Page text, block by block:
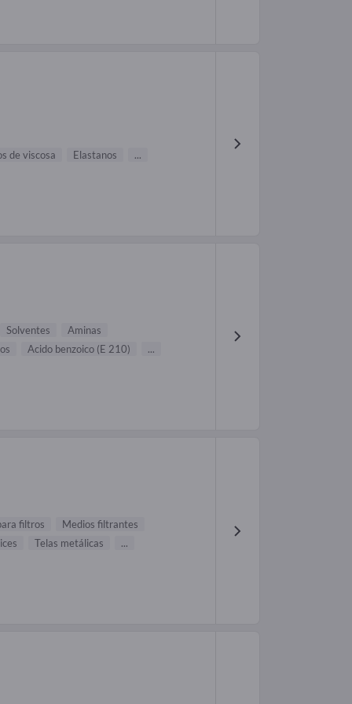
de viscosa Elastanos ...
Solventes
Aminas
Acido benzoico (E 210) ...
filtros
Medios filtrantes
Telas metálicas ...